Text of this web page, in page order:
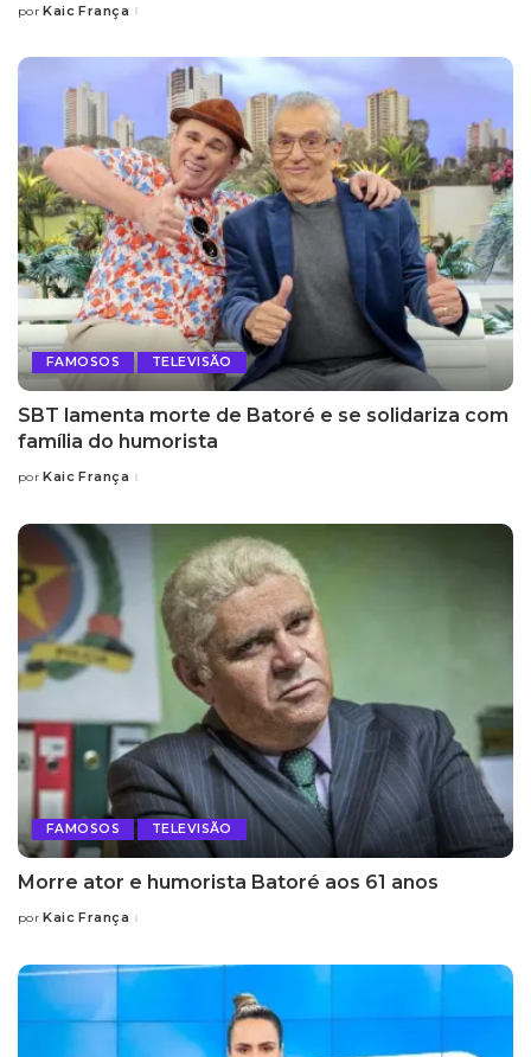
Posted
por Kaic França
FAMOSOS TELEVISÃO
SBT lamenta morte de Batoré e se solidariza com
família do humorista
Posted
por Kaic França
FAMOSOS TELEVISÃO
Morre ator e humorista Batoré aos 61 anos
Posted
por Kaic França